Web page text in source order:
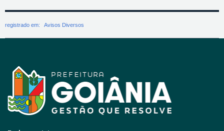
registrado em: Avisos Diversos